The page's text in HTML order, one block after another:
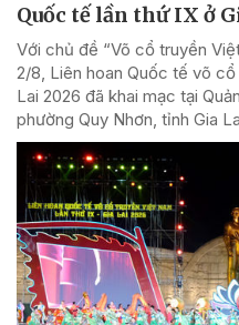
Quốc tế lần thứ IX ở
Với chủ đề “Võ cổ truyền
2/8, Liên hoan Quốc tế võ
Lai 2026 đã khai mạc tại
phường Quy Nhơn, tỉnh Gia